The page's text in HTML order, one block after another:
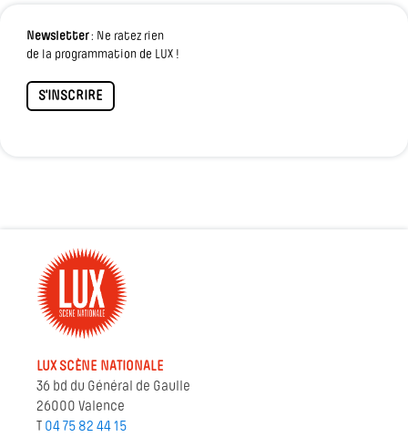
Newsletter: Ne ratez rien
de la programmation de LUX !
S'INSCRIRE
LUX SCÈNE NATIONALE
36 bd du Général de Gaulle
26000 Valence
T 04 75 82 44 15